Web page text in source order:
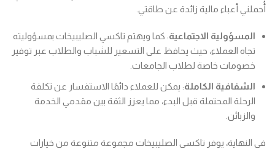
أُحملني أعباء مالية زائدة عن طاقتي.
المسؤولية الاجتماعية: كما ويهتم تاكسي الصليبيخات بمسؤوليته
تجاه العملاء، حيث يحافظ على التسعير للشباب والطلاب عبر توفير
خصومات خاصة لطلاب الجامعات.
الشفافية الكاملة: يمكن للعملاء دائمًا الاستفسار عن تكلفة
الرحلة المحتملة قبل البدء، مما يعزز الثقة بين مقدمي الخدمة
والزبائن.
في النهاية، يوفر تاكسي الصليبيخات مجموعة متنوعة من خيارات